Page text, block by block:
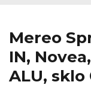
Mereo
IN,
ALU, sklo